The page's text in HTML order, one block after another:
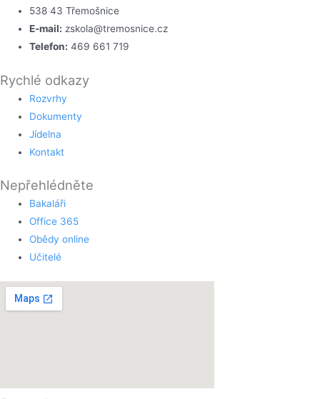
538 43 Třemošnice
E-mail: zskola@tremosnice.cz
Telefon: 469 661 719
Rychlé odkazy
Rozvrhy
Dokumenty
Jídelna
Kontakt
Nepřehlédněte
Bakaláři
Office 365
Obědy online
Učitelé